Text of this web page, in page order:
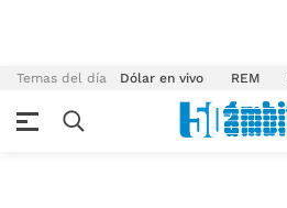
Temas del día Dólar en vivo REM